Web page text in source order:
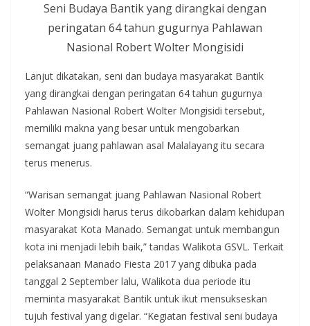
Seni Budaya Bantik yang dirangkai dengan
peringatan 64 tahun gugurnya Pahlawan
Nasional Robert Wolter Mongisidi
Lanjut dikatakan, seni dan budaya masyarakat Bantik
yang dirangkai dengan peringatan 64 tahun gugurnya
Pahlawan Nasional Robert Wolter Mongisidi tersebut,
memiliki makna yang besar untuk mengobarkan
semangat juang pahlawan asal Malalayang itu secara
terus menerus.
“Warisan semangat juang Pahlawan Nasional Robert
Wolter Mongisidi harus terus dikobarkan dalam kehidupan
masyarakat Kota Manado. Semangat untuk membangun
kota ini menjadi lebih baik,” tandas Walikota GSVL. Terkait
pelaksanaan Manado Fiesta 2017 yang dibuka pada
tanggal 2 September lalu, Walikota dua periode itu
meminta masyarakat Bantik untuk ikut mensukseskan
tujuh festival yang digelar. “Kegiatan festival seni budaya